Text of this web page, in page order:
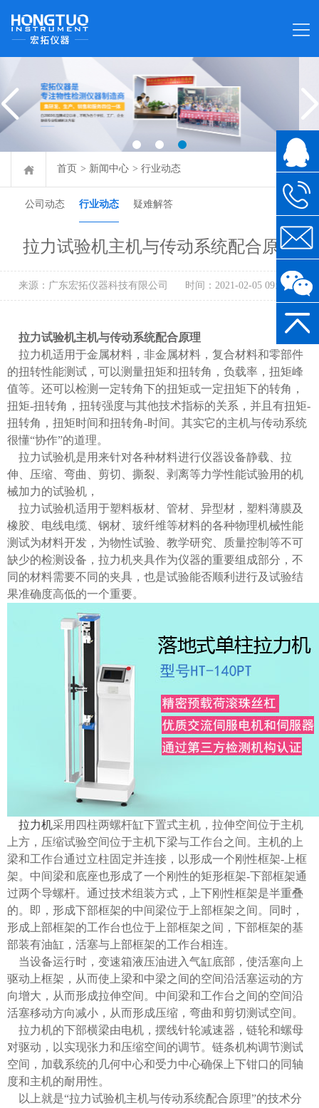
首页 > 新闻中心 > 行业动态
公司动态 行业动态 疑难解答
拉力试验机主机与传动系统配合原理
来源：广东宏拓仪器科技有限公司 时间：2021-02-05 09:12:36
拉力试验机主机与传动系统配合原理
拉力机适用于金属材料，非金属材料，复合材料和零部件
的扭转性能测试，可以测量扭矩和扭转角，负载率，扭矩峰
值等。还可以检测一定转角下的扭矩或一定扭矩下的转角，
扭矩-扭转角，扭转强度与其他技术指标的关系，并且有扭矩-
扭转角，扭矩时间和扭转角-时间。其实它的主机与传动系统
很懂“协作”的道理。
拉力试验机是用来针对各种材料进行仪器设备静载、拉
伸、压缩、弯曲、剪切、撕裂、剥离等力学性能试验用的机
械加力的试验机，
拉力试验机适用于塑料板材、管材、异型材，塑料薄膜及
橡胶、电线电缆、钢材、玻纤维等材料的各种物理机械性能
测试为材料开发，为物性试验、教学研究、质量控制等不可
缺少的检测设备，拉力机夹具作为仪器的重要组成部分，不
同的材料需要不同的夹具，也是试验能否顺利进行及试验结
果准确度高低的一个重要。
拉力机采用四柱两螺杆缸下置式主机，拉伸空间位于主机
上方，压缩试验空间位于主机下梁与工作台之间。主机的上
梁和工作台通过立柱固定并连接，以形成一个刚性框架-上框
架。中间梁和底座也形成了一个刚性的矩形框架-下部框架通
过两个导螺杆。通过技术组装方式，上下刚性框架是半重叠
的。即，形成下部框架的中间梁位于上部框架之间。同时，
形成上部框架的工作台也位于上部框架之间，下部框架的基
部装有油缸，活塞与上部框架的工作台相连。
当设备运行时，变速箱液压油进入气缸底部，使活塞向上
驱动上框架，从而使上梁和中梁之间的空间沿活塞运动的方
向增大，从而形成拉伸空间。中间梁和工作台之间的空间沿
活塞移动方向减小，从而形成压缩，弯曲和剪切测试空间。
拉力机的下部横梁由电机，摆线针轮减速器，链轮和螺母
对驱动，以实现张力和压缩空间的调节。链条机构调节测试
空间，加载系统的几何中心和受力中心确保上下钳口的同轴
度和主机的耐用性。
以上就是“拉力试验机主机与传动系统配合原理”的技术分